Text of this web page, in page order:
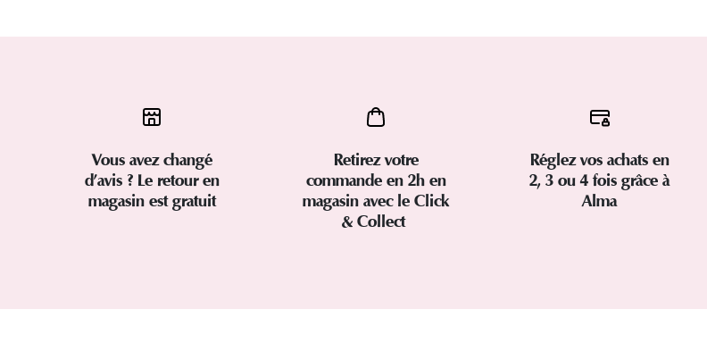
Vous avez changé
d’avis ? Le retour en
magasin est gratuit
Retirez votre
commande en 2h en
magasin avec le Click
& Collect
Réglez vos achats en
2, 3 ou 4 fois grâce à
Alma